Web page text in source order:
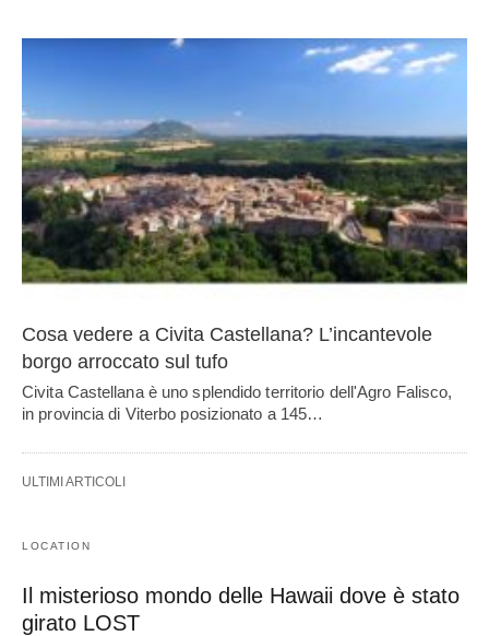
Cosa vedere a Civita Castellana? L’incantevole
borgo arroccato sul tufo
Civita Castellana è uno splendido territorio dell'Agro Falisco,
in provincia di Viterbo posizionato a 145…
ULTIMI ARTICOLI
LOCATION
Il misterioso mondo delle Hawaii dove è stato
girato LOST